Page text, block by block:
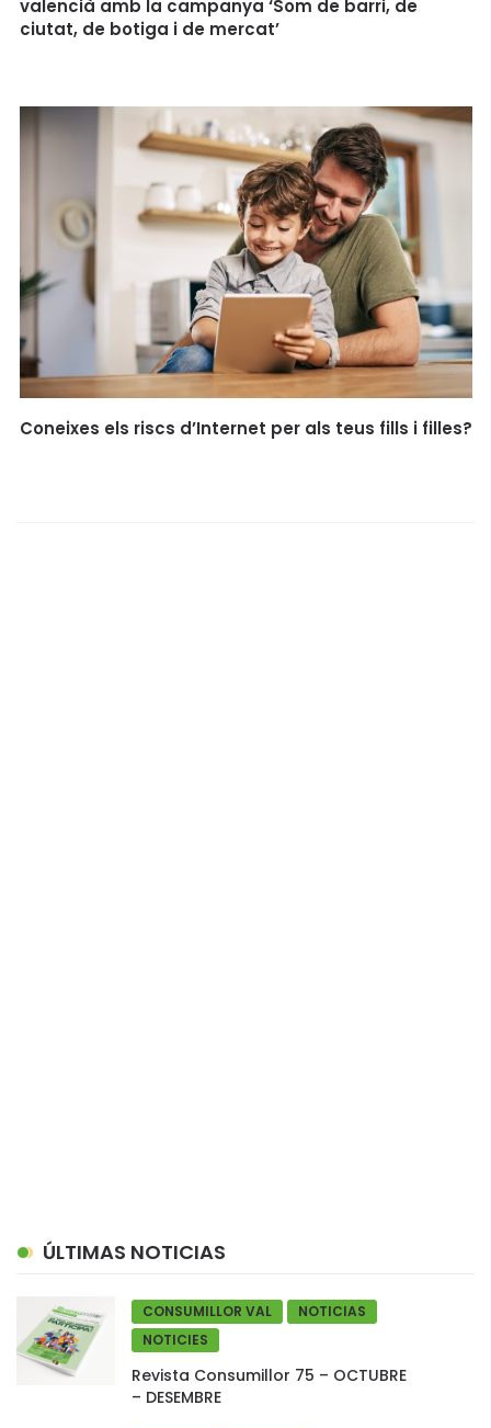
valencià amb la campanya ‘Som de barri, de
ciutat, de botiga i de mercat’
Coneixes els riscs d’Internet per als teus fills i filles?
ÚLTIMAS NOTICIAS
CONSUMILLOR VAL
NOTICIAS
NOTICIES
Revista Consumillor 75 – OCTUBRE
– DESEMBRE